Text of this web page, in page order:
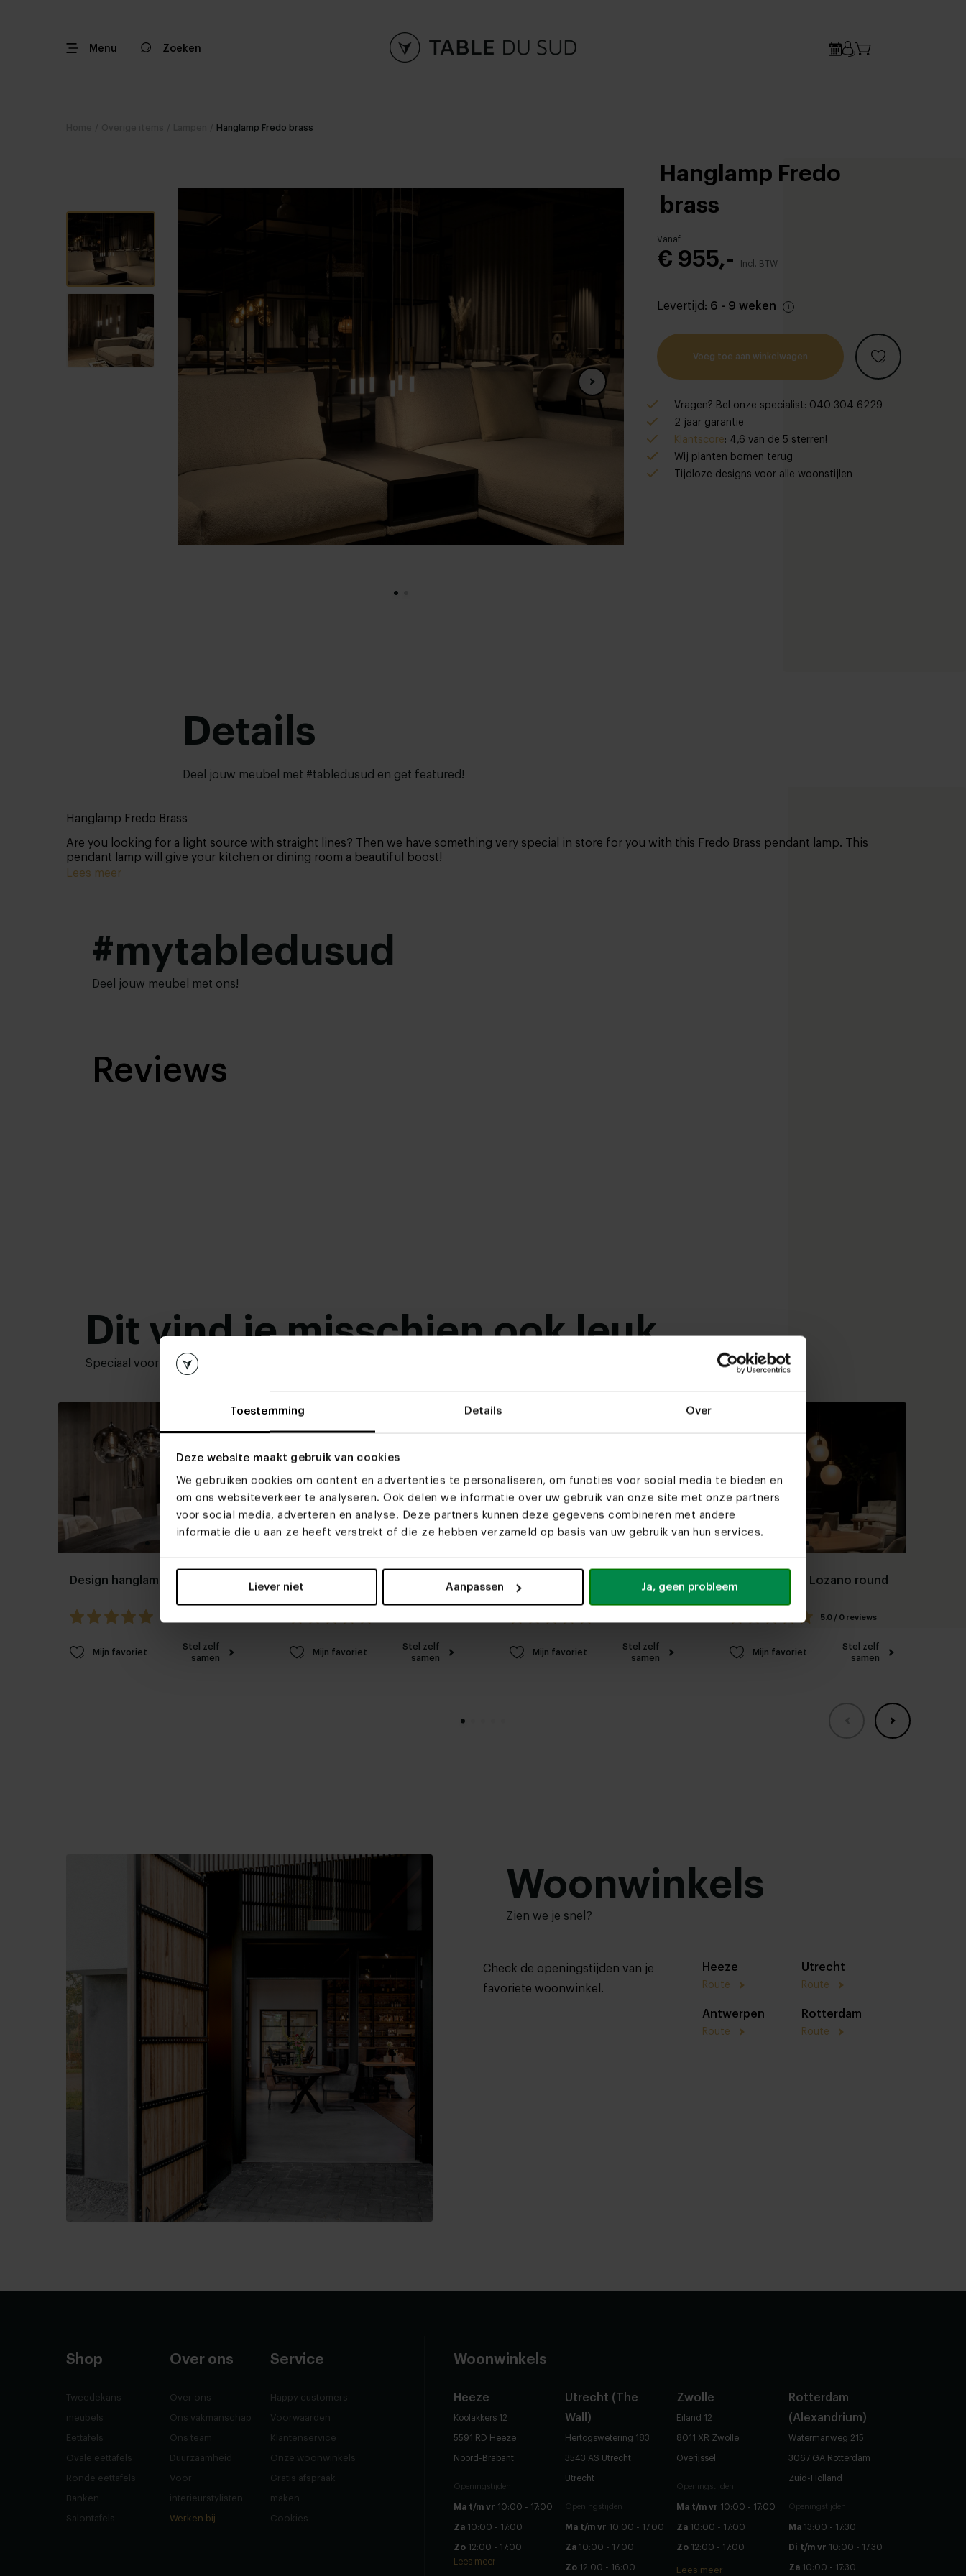
Toestemming Details Over
Deze website maakt gebruik van cookies
We gebruiken cookies om content en advertenties te personaliseren, om functies voor social media te bieden en
om ons websiteverkeer te analyseren. Ook delen we informatie over uw gebruik van onze site met onze partners
voor social media, adverteren en analyse. Deze partners kunnen deze gegevens combineren met andere
informatie die u aan ze heeft verstrekt of die ze hebben verzameld op basis van uw gebruik van hun services.
Liever niet Aanpassen Ja, geen probleem
Menu Zoeken
Hanglamp Fredo brass
Hanglamp Fredo
brass
Vanaf
€ 955,- Incl. BTW
Levertijd: 6 - 9 weken
Voeg toe aan winkelwagen
Vragen? Bel onze specialist: 040 304 6229
2 jaar garantie
Klantscore: 4,6 van de 5 sterren!
Wij planten bomen terug
Tijdloze designs voor alle woonstijlen
Details
Deel jouw meubel met #tabledusud en get featured!
Hanglamp Fredo Brass
Are you looking for a light source with straight lines? Then we have something very special in store for you with this Fredo Brass pendant lamp. This
pendant lamp will give your kitchen or dining room a beautiful boost!
Lees meer
#mytabledusud
Deel jouw meubel met ons!
Reviews
Dit vind je misschien ook leuk
Speciaal voor jou geselecteerd.
Design hanglamp Treviso
5.0 / 0 reviews
Mijn favoriet
Stel zelf
samen
Hanglamp Lucio gold ovaal 6
Mijn favoriet
Stel zelf
samen
Vloerlamp Quirine
Mijn favoriet
Stel zelf
samen
Pendant lamp Lozano round
5.0 / 0 reviews
Mijn favoriet
Stel zelf
samen
Woonwinkels
Zien we je snel?
Check de openingstijden van je
favoriete woonwinkel.
Heeze
Route
Utrecht
Route
Antwerpen
Route
Rotterdam
Route
Shop
Tweedekans
meubels
Eettafels
Ovale eettafels
Ronde eettafels
Banken
Salontafels
Over ons
Over ons
Ons vakmanschap
Ons team
Duurzaamheid
Voor
interieurstylisten
Werken bij
Service
Happy customers
Voorwaarden
Klantenservice
Onze woonwinkels
Gratis afspraak
maken
Cookies
Woonwinkels
Heeze
Koolakkers 12
5591 RD Heeze
Noord-Brabant
Openingstijden
Ma t/m vr 10:00 - 17:00
Za10:00 - 17:00
Zo12:00 - 17:00
Lees meer
Utrecht (The
Wall)
Hertogswetering 183
3543 AS Utrecht
Utrecht
Openingstijden
Ma t/m vr 10:00 - 17:00
Za 10:00 - 17:00
Zo 12:00 - 16:00
Zwolle
Eiland 12
8011 XR Zwolle
Overijssel
Openingstijden
Ma t/m vr 10:00 - 17:00
Za 10:00 - 17:00
Zo 12:00 - 17:00
Lees meer
Rotterdam
(Alexandrium)
Watermanweg 215
3067 GA Rotterdam
Zuid-Holland
Openingstijden
Ma13:00 - 17:30
Di t/m vr 10:00 - 17:30
Za10:00 - 17:30